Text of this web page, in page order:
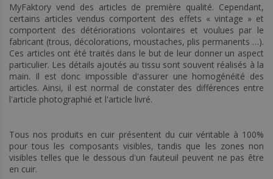
MyFaktory vend des articles de première qualité. Cependant,
certains articles vendus comportent des effets « vintage » et
comportent des détériorations volontaires et voulues par le
fabricant (trous, décolorations, moustaches, plis permanents …).
Ces articles ont été traités dans le but de leur donner un aspect
particulier. Les détails ajoutés au tissu sont souvent réalisés à la
main. Il est donc impossible d'assurer une homogénéité des
articles. Ainsi, il est normal de constater des différences entre
l'article photographié et l'article livré.
Tous nos produits en cuir présentent du cuir véritable à 100%
pour tous les composants visibles, tandis que les zones non
visibles telles que le dessous d'un fauteuil peuvent ne pas être
en cuir.